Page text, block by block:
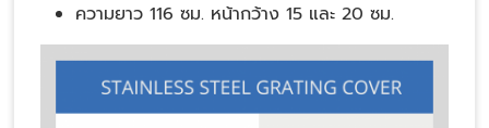
ความยาว 116 ซม. หน้ากว้าง 15 และ 20 ซม.